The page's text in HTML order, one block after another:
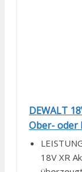
DEWALT
Ober- oder
18V XR